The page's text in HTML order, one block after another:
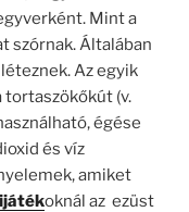
Mint a
szórnak. Általában
Az egyik
tortaszökőkút (v.
égése
és víz
amiket
oknál az ezüst